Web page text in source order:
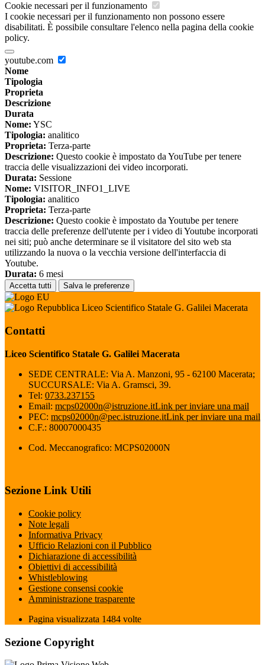
Cookie necessari per il funzionamento
I cookie necessari per il funzionamento non possono essere
disabilitati. È possibile consultare l'elenco nella pagina della cookie
policy.
youtube.com
Nome
Tipologia
Proprieta
Descrizione
Durata
Nome: YSC
Tipologia: analitico
Proprieta: Terza-parte
Descrizione: Questo cookie è impostato da YouTube per tenere
traccia delle visualizzazioni dei video incorporati.
Durata: Sessione
Nome: VISITOR_INFO1_LIVE
Tipologia: analitico
Proprieta: Terza-parte
Descrizione: Questo cookie è impostato da Youtube per tenere
traccia delle preferenze dell'utente per i video di Youtube incorporati
nei siti; può anche determinare se il visitatore del sito web sta
utilizzando la nuova o la vecchia versione dell'interfaccia di
Youtube.
Durata: 6 mesi
Accetta tutti Salva le preferenze
Liceo Scientifico Statale G. Galilei Macerata
Contatti
Liceo Scientifico Statale G. Galilei Macerata
SEDE CENTRALE: Via A. Manzoni, 95 - 62100 Macerata;
SUCCURSALE: Via A. Gramsci, 39.
Tel: 0733.237155
Email: mcps02000n@istruzione.itLink per inviare una mail
PEC: mcps02000n@pec.istruzione.itLink per inviare una mail
C.F.: 80007000435
Cod. Meccanografico: MCPS02000N
Sezione Link Utili
Cookie policy
Note legali
Informativa Privacy
Ufficio Relazioni con il Pubblico
Dichiarazione di accessibilità
Obiettivi di accessibilità
Whistleblowing
Gestione consensi cookie
Amministrazione trasparente
Pagina visualizzata 1484 volte
Sezione Copyright